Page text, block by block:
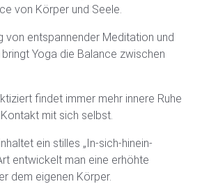
von Körper und Seele.
von entspannender Meditation und
Yoga die Balance zwischen
findet immer mehr innere Ruhe
mit sich selbst.
ein stilles „In-sich-hinein-
entwickelt man eine erhöhte
dem eigenen Körper.